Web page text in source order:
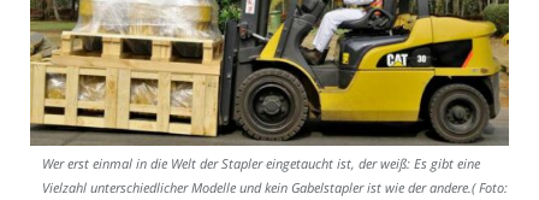
Wer erst einmal in die Welt der Stapler eingetaucht ist, der weiß: Es gibt eine
Vielzahl unterschiedlicher Modelle und kein Gabelstapler ist wie der andere.( Foto: